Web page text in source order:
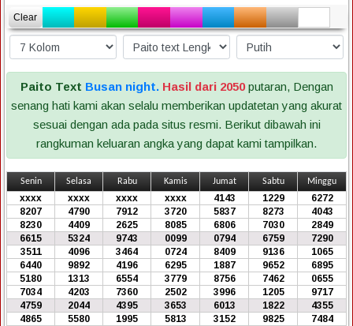
Clear
Paito Text Busan night. Hasil dari 2050putaran, Dengan
senang hati kami akan selalu memberikan updatetan yang akurat
sesuai dengan ada pada situs resmi. Berikut dibawah ini
rangkuman keluaran angka yang dapat kami tampilkan.
Senin Selasa Rabu Kamis Jumat Sabtu Minggu
xxxx xxxx xxxx xxxx 4143 1229
6272
8207
4790 7912 3720 5837 8273
4043
8230
4409 2625 8085 6806 7030
2849
6615
5324 9743 0099 0794 6759
7290
3511
4096 3464 0724 8409 9136
1065
6440
9892 4196 6295 1887 9652
6895
5180
1313 6554 3779 8756 7462
0655
7034
4203 7360 2502 3996 1205
9717
4759
2044 4395 3653 6013 1822
4355
4865
5580 1995 5813 3152 9825
7484